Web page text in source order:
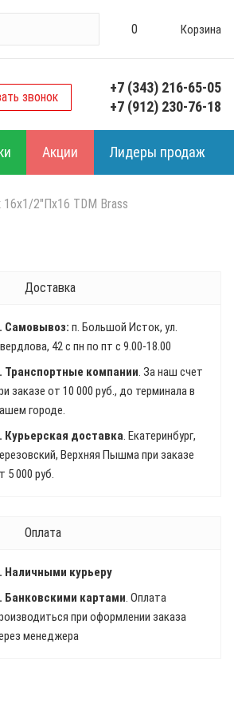
0 Корзина
звонок
+7 (343) 216-65-05
+7 (912) 230-76-18
Акции Лидеры продаж
2"Пх16 TDM Brass
Доставка
Самовывоз: п. Большой Исток, ул.
42 с пн по пт с 9.00-18.00
Транспортные компании. За наш счет
заказе от 10 000 руб., до терминала в
городе.
Курьерская доставка. Екатеринбург,
Верхняя Пышма при заказе
5 000 руб.
Оплата
Наличными курьеру
Банковскими картами. Оплата
при оформлении заказа
менеджера